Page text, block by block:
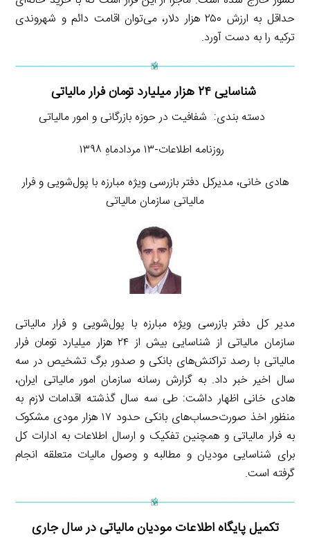
حداقل به ارزش ۲۵۰ هزار دلار، می‌توان اقامت دائم و شهروندی
ترکیه را به دست آورد.
شناسایی ۲۴ هزار میلیارد تومان فرار مالیاتی
دسته بندی: شفافیت در حوزه بازرگانی و امور مالیاتی
روزنامه اطلاعات-۱۳ مردادماهِ ۱۳۹۸
هادی خانی، مدیرکل دفتر بازرسی ویژه مبارزه با پول‌شویی و فرار
مالیاتی سازمان مالیاتی
مدیر کل دفتر بازرسی ویژه مبارزه با پول‌شویی و فرار مالیاتی
سازمان مالیاتی از شناسایی بیش از ۲۴ هزار میلیارد تومان فرار
مالیاتی با رصد تراکنش‌های بانکی و صدور برگ تشخیص در سه
سال اخیر خبر داد. به گزارش رسانه سازمان امور مالیاتی ایران،
هادی خانی اظهار داشت: طی سه سال گذشته اقدامات لازم به
منظور اخذ صورت‌حساب‌های بانکی حدود ۱۷ هزار مودی مشکوک
به فرار مالیاتی و همچنین تفکیک و ارسال اطلاعات به ادارات کل
برای شناسایی مودیان و مطالبه و وصول مالیات متعلقه انجام
گرفته است.
تکمیل پایگاه اطلاعات مودیان مالیاتی در سال جاری